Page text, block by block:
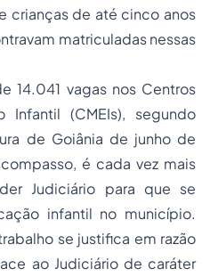
crianças de até cinco anos
matriculadas nessas
14.041 vagas nos Centros
Infantil (CMEIs), segundo
de Goiânia de junho de
é cada vez mais
Judiciário para que se
infantil no município.
se justifica em razão
ao Judiciário de caráter